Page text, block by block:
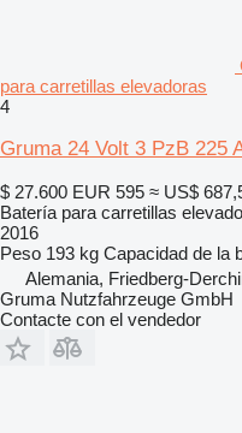
para carretillas elevadoras
4
Gruma 24 Volt 3 PzB 225
$ 27.600 EUR 595 ≈ US$
Batería para carretillas
2016
Peso 193 kg Capacidad de la
Alemania, Friedberg-
Gruma Nutzfahrzeuge GmbH
Contacte con el vendedor